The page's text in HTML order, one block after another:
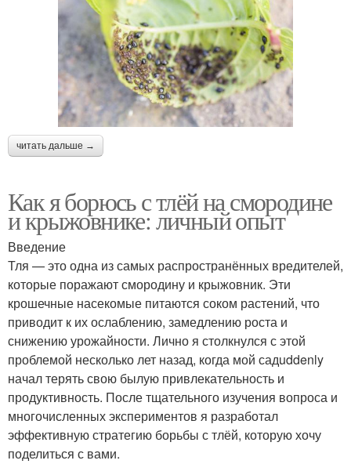
читать дальше →
Как я борюсь с тлёй на смородине
и крыжовнике: личный опыт
Введение
Тля — это одна из самых распространённых вредителей,
которые поражают смородину и крыжовник. Эти
крошечные насекомые питаются соком растений, что
приводит к их ослаблению, замедлению роста и
снижению урожайности. Лично я столкнулся с этой
проблемой несколько лет назад, когда мой садuddenly
начал терять свою былую привлекательность и
продуктивность. После тщательного изучения вопроса и
многочисленных экспериментов я разработал
эффективную стратегию борьбы с тлёй, которую хочу
поделиться с вами.